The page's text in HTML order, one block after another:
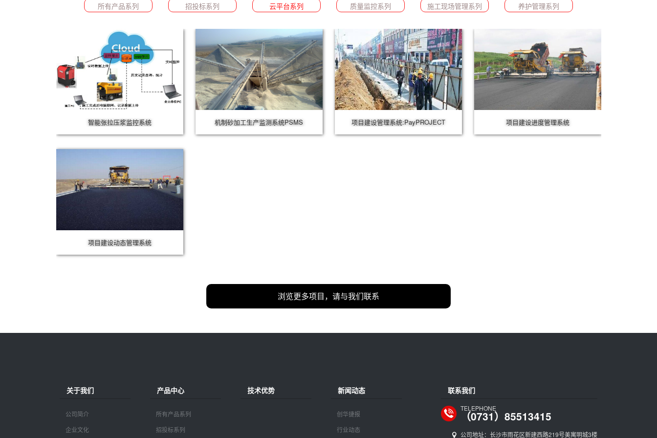
所有产品系列 招投标系列 云平台系列 质量监控系列 施工现场管理系列 养护管理系列
智能张拉压浆监控系统 机制砂加工生产监测系统PSMS 项目建设管理系统:PayPROJECT 项目建设进度管理系统
项目建设动态管理系统
浏览更多项目，请与我们联系
关于我们
公司简介
企业文化
产品中心
所有产品系列
招投标系列
技术优势 新闻动态
创华捷报
行业动态
联系我们
TELEPHONE
（0731）85513415
公司地址：长沙市雨花区新建西路219号美寓明城3楼